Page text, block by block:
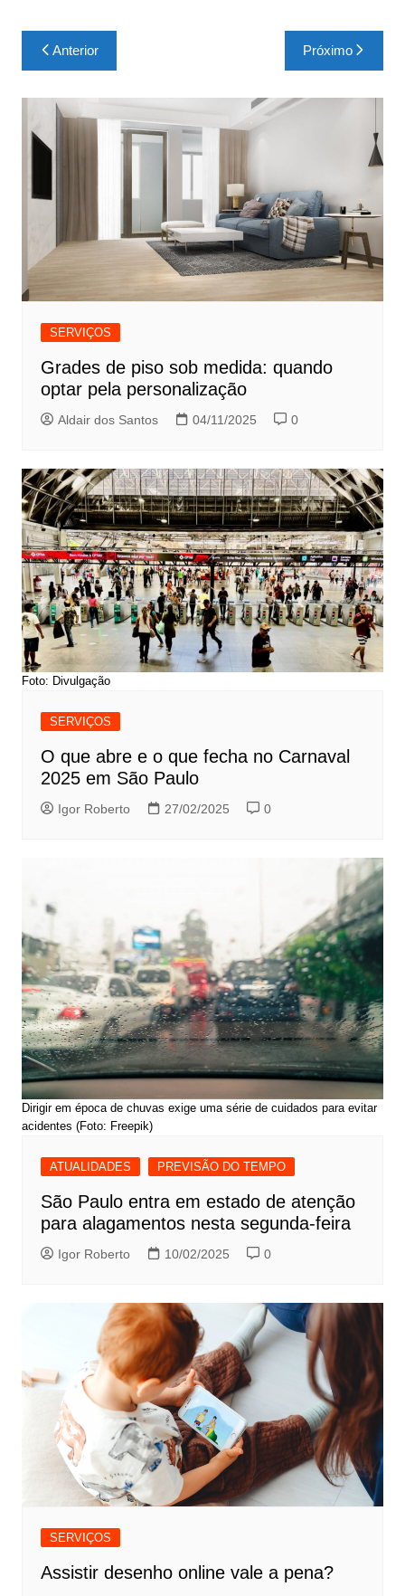
Navegação
de
Post
Anterior Próximo
SERVIÇOS
Grades de piso sob medida: quando
optar pela personalização
Aldair dos Santos 04/11/2025 0
Foto: Divulgação
SERVIÇOS
O que abre e o que fecha no Carnaval
2025 em São Paulo
Igor Roberto 27/02/2025 0
Dirigir em época de chuvas exige uma série de cuidados para evitar
acidentes (Foto: Freepik)
ATUALIDADES PREVISÃO DO TEMPO
São Paulo entra em estado de atenção
para alagamentos nesta segunda-feira
Igor Roberto 10/02/2025 0
SERVIÇOS
Assistir desenho online vale a pena?